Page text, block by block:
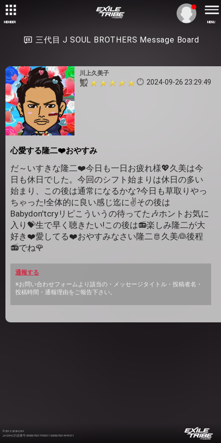
MEMBER MENU
三代目 J SOUL BROTHERS Message Board
川上久美子
2024-09-26 23:29:49
心愛する隆二❤️おやすみ
だ～いすきな隆二❤️今日も一日お疲れ様💖久美は今
日も休日でした。今回のシフト始まりは休日の多い
始まり、この後は通常になるかな?今日も草取りやっ
ちゃった!全体的に良い感じ迄に✌️その後は
Babydon'tcryリピこういうの待ってた🎶ホントお気に
入り💝生で早く聴きたい!この後は📻楽しみ隆二が大
好き❤️愛してる❤️おやすみなさい隆二🫅久美👰後程
📻でね🌹
通報する
※お問い合わせフォームより該当の・メッセージタイトル・投稿者名・
投稿時間・通報理由をご報告下さい。
©2012-2026 LDH
JASRAC許諾番号 9008675017Y55011 9008675014Y41011